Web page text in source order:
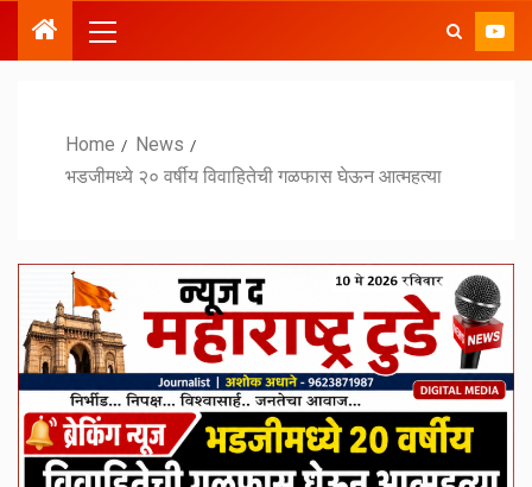
Home
News
भडजीमध्ये २० वर्षीय विवाहितेची गळफास घेऊन आत्महत्या